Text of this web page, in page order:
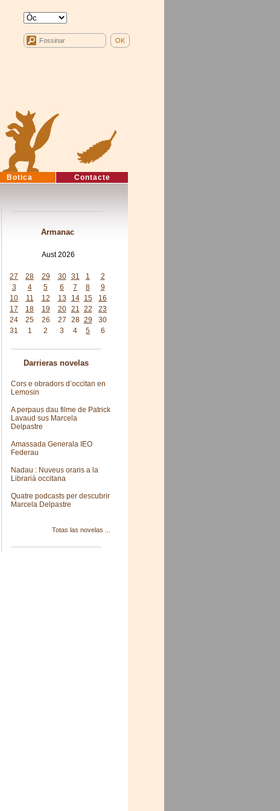
Botica Contacte
Armanac
Aust 2026
27
28 29 30 31 1
2
3
4 5 6 7 8
9
10
11 12 13 14 15
16
17
18 19 20 21 22
23
24
25 26 27 28 29
30
31
1 2 3 4 5 6
Darrieras novelas
Cors e obradors d’occitan en
Lemosin
A perpaus dau filme de Patrick
Lavaud sus Marcela
Delpastre
Amassada Generala IEO
Federau
Nadau : Nuveus oraris a la
Librariá occitana
Quatre podcasts per descubrir
Marcela Delpastre
Totas las novelas ...